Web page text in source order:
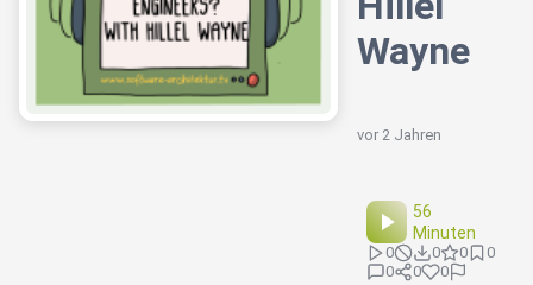
Wayne
vor 2 Jahren
56
Minuten
0 0 0
0
0
0 0